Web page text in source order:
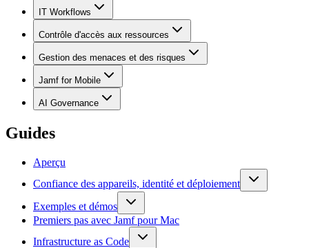
IT Workflows
Contrôle d'accès aux ressources
Gestion des menaces et des risques
Jamf for Mobile
AI Governance
Guides
Aperçu
Confiance des appareils, identité et déploiement
Exemples et démos
Premiers pas avec Jamf pour Mac
Infrastructure as Code